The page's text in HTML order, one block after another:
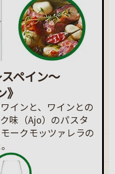
ペイン～
》
インと、ワインとの
味（Ajo）のパスタ
ークモッツァレラの